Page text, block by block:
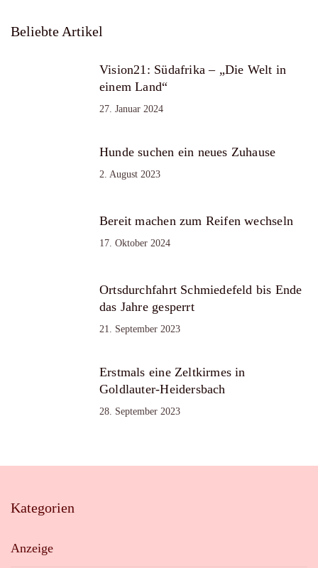
Beliebte Artikel
Vision21: Südafrika – „Die Welt in
einem Land“
27. Januar 2024
Hunde suchen ein neues Zuhause
2. August 2023
Bereit machen zum Reifen wechseln
17. Oktober 2024
Ortsdurchfahrt Schmiedefeld bis Ende
das Jahre gesperrt
21. September 2023
Erstmals eine Zeltkirmes in
Goldlauter-Heidersbach
28. September 2023
Kategorien
Anzeige